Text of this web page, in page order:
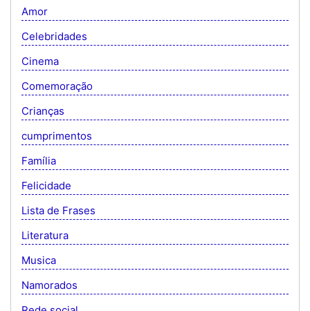
Amor
Celebridades
Cinema
Comemoração
Crianças
cumprimentos
Família
Felicidade
Lista de Frases
Literatura
Musica
Namorados